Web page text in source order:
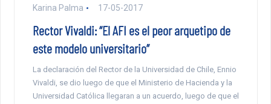
Karina Palma 17-05-2017
Rector Vivaldi: “El AFI es el peor arquetipo de
este modelo universitario”
La declaración del Rector de la Universidad de Chile, Ennio
Vivaldi, se dio luego de que el Ministerio de Hacienda y la
Universidad Católica llegaran a un acuerdo, luego de que el